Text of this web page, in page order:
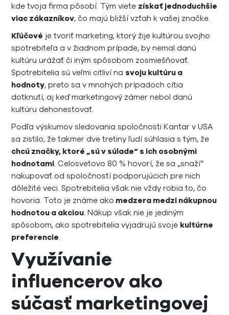
kde tvoja firma pôsobí. Tým viete získať jednoduchšie
viac zákazníkov, čo majú bližší vzťah k vašej značke.
Kľúčové je tvoriť marketing, ktorý žije kultúrou svojho
spotrebiteľa a v žiadnom prípade, by nemal danú
kultúru urážať či iným spôsobom zosmiešňovať.
Spotrebitelia sú veľmi citliví na svoju kultúru a
hodnoty, preto sa v mnohých prípadoch cítia
dotknutí, aj keď marketingový zámer nebol danú
kultúru dehonestovať.
Podľa výskumov sledovania spoločnosti Kantar v USA
sa zistilo, že takmer dve tretiny ľudí súhlasia s tým, že
chcú značky, ktoré „sú v súlade“ s ich osobnými
hodnotami. Celosvetovo 80 % hovorí, že sa „snaží“
nakupovať od spoločností podporujúcich pre nich
dôležité veci. Spotrebitelia však nie vždy robia to, čo
hovoria. Toto je známe ako medzera medzi nákupnou
hodnotou a akciou. Nákup však nie je jediným
spôsobom, ako spotrebitelia vyjadrujú svoje kultúrne
preferencie.
Využívanie
influencerov ako
súčasť marketingovej